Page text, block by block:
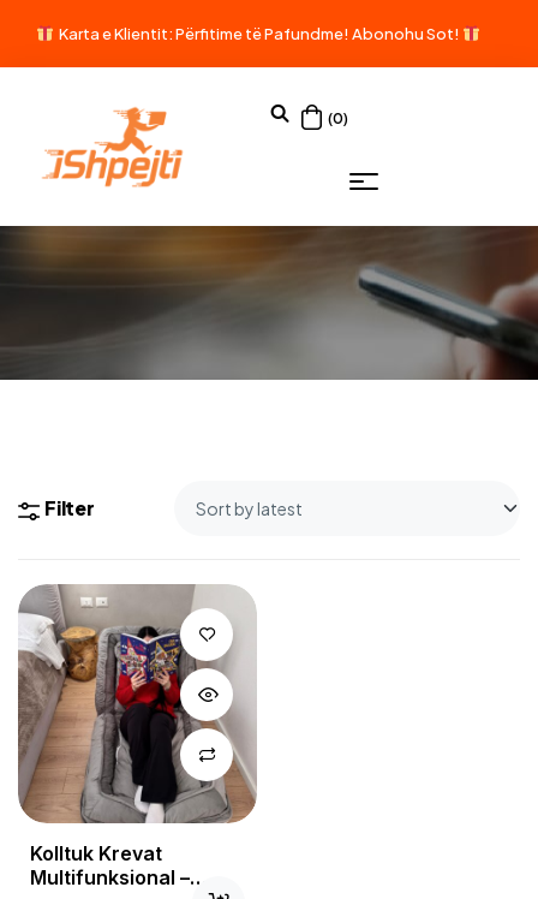
Karta e Klientit: Përfitime të Pafundme! Abonohu Sot!
(0)
Filter
Kolltuk Krevat
Multifunksional –